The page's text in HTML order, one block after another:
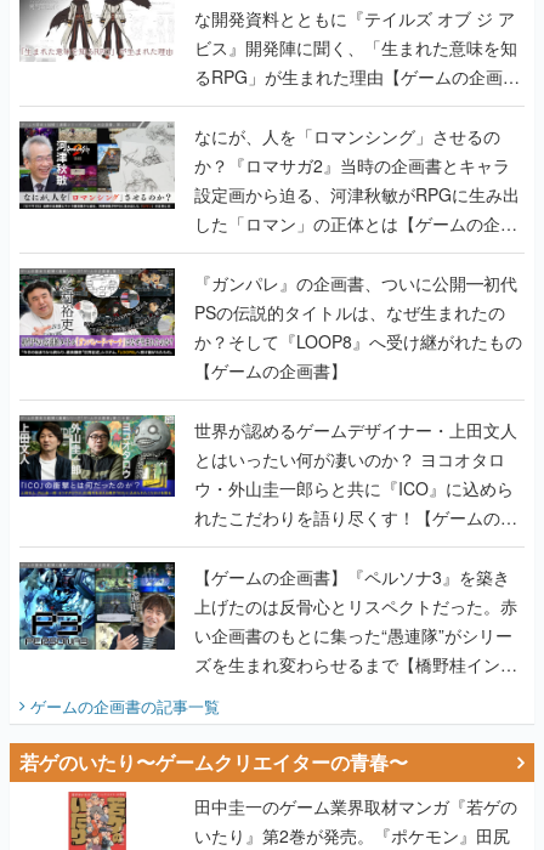
な開発資料とともに『テイルズ オブ ジ ア
ビス』開発陣に聞く、「生まれた意味を知
るRPG」が生まれた理由【ゲームの企画
書】
なにが、人を「ロマンシング」させるの
か？『ロマサガ2』当時の企画書とキャラ
設定画から迫る、河津秋敏がRPGに生み出
した「ロマン」の正体とは【ゲームの企画
書】
『ガンパレ』の企画書、ついに公開━初代
PSの伝説的タイトルは、なぜ生まれたの
か？そして『LOOP8』へ受け継がれたもの
【ゲームの企画書】
世界が認めるゲームデザイナー・上田文人
とはいったい何が凄いのか？ ヨコオタロ
ウ・外山圭一郎らと共に『ICO』に込めら
れたこだわりを語り尽くす！【ゲームの企
画書】
【ゲームの企画書】『ペルソナ3』を築き
上げたのは反骨心とリスペクトだった。赤
い企画書のもとに集った“愚連隊”がシリー
ズを生まれ変わらせるまで【橋野桂インタ
ゲームの企画書の記事一覧
若ゲのいたり〜ゲームクリエイターの青春〜
田中圭一のゲーム業界取材マンガ『若ゲの
いたり』第2巻が発売。『ポケモン』田尻